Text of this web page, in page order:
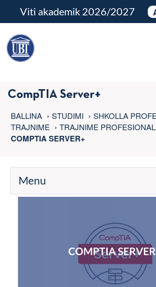
Viti akademik 2026/2027
CompTIA Server+
BALLINA STUDIMI
SHKOLLA
TRAJNIME
TRAJNIME
COMPTIA SERVER+
Menu